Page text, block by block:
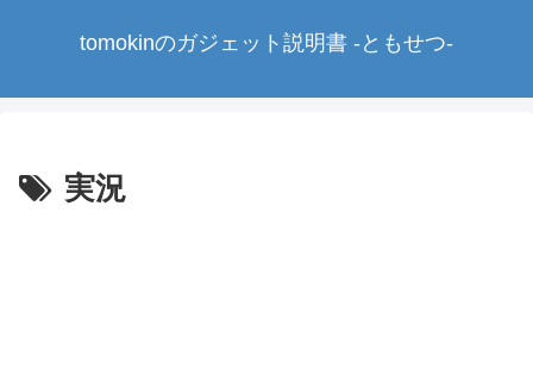
tomokinのガジェット説明書 -ともせつ-
実況